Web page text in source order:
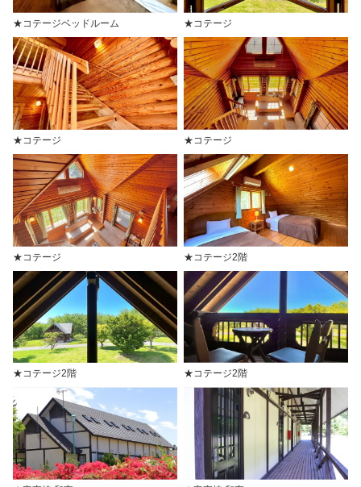
★コテージベッドルーム ★コテージ
★コテージ ★コテージ
★コテージ ★コテージ2階
★コテージ2階 ★コテージ2階